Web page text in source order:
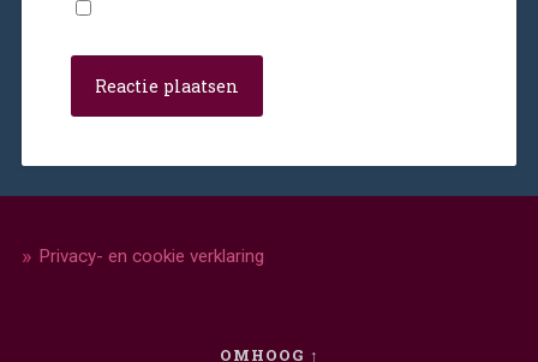
Privacy- en cookie verklaring
OMHOOG ↑